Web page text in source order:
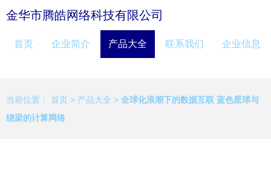
金华市腾皓网络科技有限公司
首页 企业简介 产品大全 联系我们 企业信息
当前位置： 首页 > 产品大全 > 全球化浪潮下的数据互联 蓝色星球与
绕梁的计算网络